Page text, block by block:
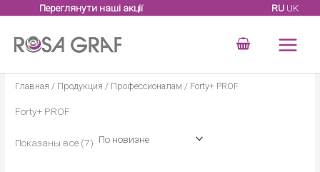
содержимому
Переглянути наші акції RU UK
Главная / Продукция / Профессионалам / Forty+ PROF
Forty+ PROF
Показаны все (7) Сортировка: